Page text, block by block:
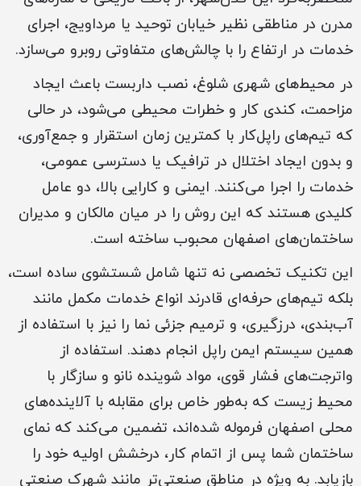
مدرن در مناطقی نظیر خیابان توحید یا مرداویج، اجرای
خدمات در ارتفاع را با چالش‌های متفاوتی روبرو می‌سازد.
در محیط‌های شهری شلوغ، نصب داربست باعث ایجاد
مزاحمت، کندی کار و خطرات محیطی می‌شود، در حالی
که تیم‌های راپل‌کار با کمترین زمان استقرار و جمع‌آوری،
و بدون ایجاد اختلال در ترافیک یا دسترسی عمومی،
خدمات را اجرا می‌کنند. ایمنی و کارایی بالا، دو عامل
کلیدی هستند که این روش را در میان مالکان و مدیران
ساختمان‌های اصفهان محبوب ساخته است.
این تکنیک تخصصی نه تنها شامل شستشوی ساده است،
بلکه تیم‌های حرفه‌ای قادرند انواع خدمات مکمل مانند
آب‌بندی، درزگیری، و ترمیم جزئی نما را نیز با استفاده از
همین سیستم ایمن راپل انجام دهند. استفاده از
واترجت‌های فشار قوی، مواد شوینده نانو و سازگار با
محیط زیست که به‌طور خاص برای مقابله با آلاینده‌های
محلی اصفهان فرموله شده‌اند، تضمین می‌کند که نمای
ساختمان شما پس از اتمام کار، درخشش اولیه خود را
بازیابد. به ویژه در مناطق صنعتی‌تر مانند شهرک صنعتی